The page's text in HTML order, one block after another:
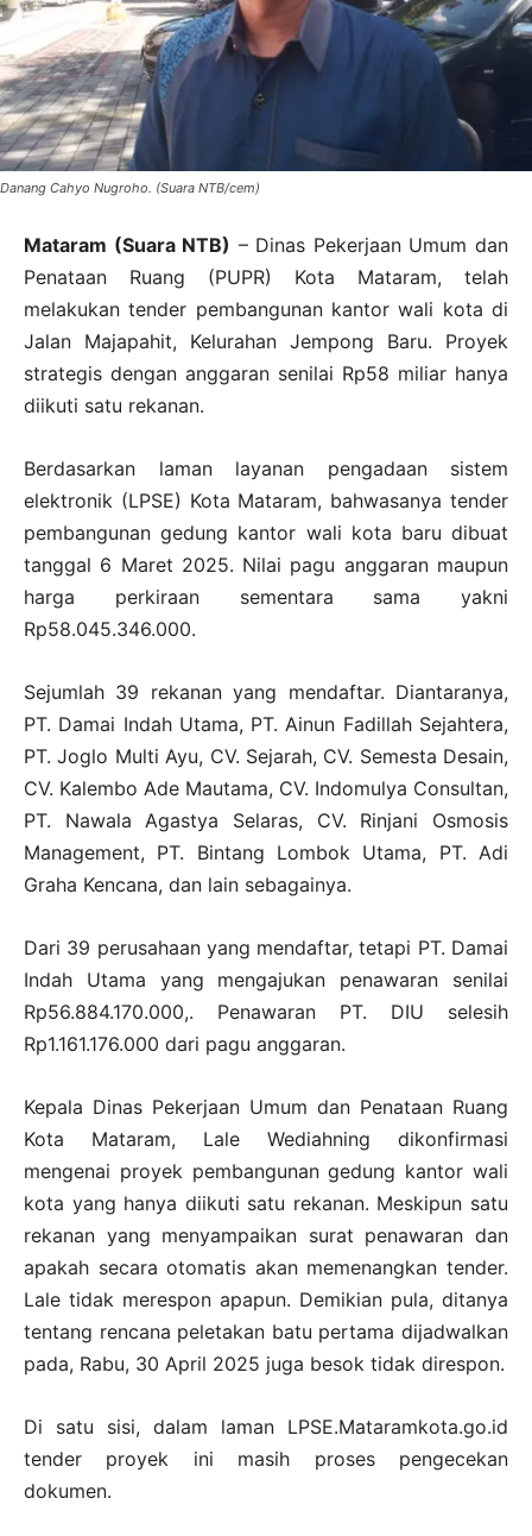
Danang Cahyo Nugroho. (Suara NTB/cem)
Mataram (Suara NTB) – Dinas Pekerjaan Umum dan
Penataan Ruang (PUPR) Kota Mataram, telah
melakukan tender pembangunan kantor wali kota di
Jalan Majapahit, Kelurahan Jempong Baru. Proyek
strategis dengan anggaran senilai Rp58 miliar hanya
diikuti satu rekanan.
Berdasarkan laman layanan pengadaan sistem
elektronik (LPSE) Kota Mataram, bahwasanya tender
pembangunan gedung kantor wali kota baru dibuat
tanggal 6 Maret 2025. Nilai pagu anggaran maupun
harga perkiraan sementara sama yakni
Rp58.045.346.000.
Sejumlah 39 rekanan yang mendaftar. Diantaranya,
PT. Damai Indah Utama, PT. Ainun Fadillah Sejahtera,
PT. Joglo Multi Ayu, CV. Sejarah, CV. Semesta Desain,
CV. Kalembo Ade Mautama, CV. Indomulya Consultan,
PT. Nawala Agastya Selaras, CV. Rinjani Osmosis
Management, PT. Bintang Lombok Utama, PT. Adi
Graha Kencana, dan lain sebagainya.
Dari 39 perusahaan yang mendaftar, tetapi PT. Damai
Indah Utama yang mengajukan penawaran senilai
Rp56.884.170.000,. Penawaran PT. DIU selesih
Rp1.161.176.000 dari pagu anggaran.
Kepala Dinas Pekerjaan Umum dan Penataan Ruang
Kota Mataram, Lale Wediahning dikonfirmasi
mengenai proyek pembangunan gedung kantor wali
kota yang hanya diikuti satu rekanan. Meskipun satu
rekanan yang menyampaikan surat penawaran dan
apakah secara otomatis akan memenangkan tender.
Lale tidak merespon apapun. Demikian pula, ditanya
tentang rencana peletakan batu pertama dijadwalkan
pada, Rabu, 30 April 2025 juga besok tidak direspon.
Di satu sisi, dalam laman LPSE.Mataramkota.go.id
tender proyek ini masih proses pengecekan
dokumen.